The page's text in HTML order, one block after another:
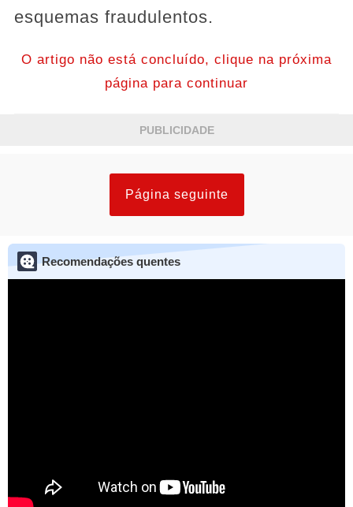
esquemas fraudulentos.
O artigo não está concluído, clique na próxima
página para continuar
PUBLICIDADE
Página seguinte
Recomendações quentes